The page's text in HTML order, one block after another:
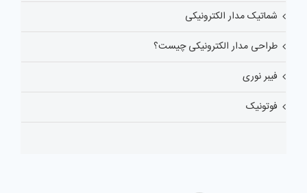
شماتیک مدار الکترونیکی
طراحی مدار الکترونیکی چیست؟
فیبر نوری
فوتونیک